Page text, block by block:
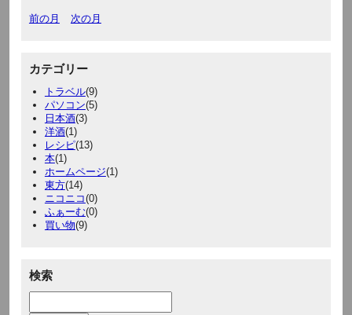
前の月 次の月
カテゴリー
トラベル(9)
パソコン(5)
日本酒(3)
洋酒(1)
レシピ(13)
本(1)
ホームページ(1)
東方(14)
ニコニコ(0)
ふぁーむ(0)
買い物(9)
検索